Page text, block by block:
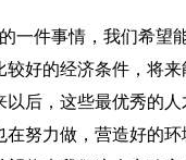
件事情，我们希望
好的经济条件，将来
后，这些最优秀的人
在努力做，营造好的